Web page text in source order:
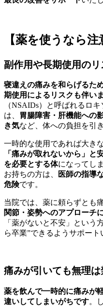
【薬を使うなら
副作用や長期使用のリ
寝違えの痛みを和らげるた
期使用によるリスクも伴い
（NSAIDs）と呼ばれるロ
は、
胃腸障害・肝機能への
き気など、体への負担を引
一時的な使用であれば大き
「痛みが取れないから」と
を必要とする体になってし
お持ちの方は、
医師の指導
危険です。
当院では、薬に頼らずとも
関節・姿勢へのアプローチ
「薬がないと不安」という
ら卒業”できるようサポート
痛みが引いても無理は
薬を飲んで一時的に痛みが
違いしてしまいがちです。